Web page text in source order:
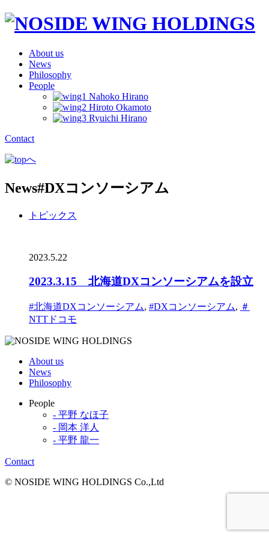
About us
News
Philosophy
People
Contact
News#DXコンソーシアム
トピックス
2023.5.22
2023.3.15 北海道DXコンソーシアムを設立
#北海道DXコンソーシアム, #DXコンソーシアム, ＃
NTTドコモ
About us
News
Philosophy
People
- 平野 なほ子
- 岡本 洋人
- 平野 龍一
Contact
© NOSIDE WING HOLDINGS Co.,Ltd